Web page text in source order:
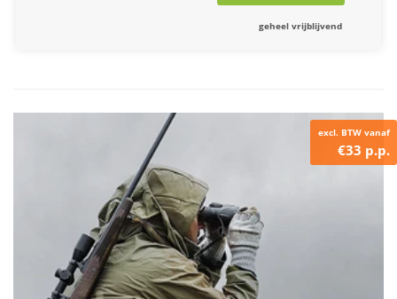
geheel vrijblijvend
excl. BTW vanaf
€33 p.p.